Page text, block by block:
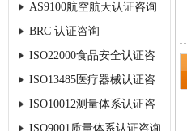
AS9100航空航天认证咨询
BRC 认证咨询
ISO22000食品安全认证咨
询
ISO13485医疗器械认证咨
询
ISO10012测量体系认证咨
询
ISO9001质量体系认证咨询